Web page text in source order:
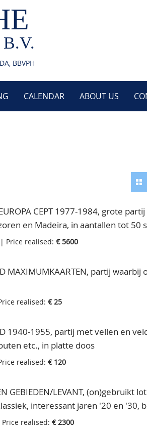
BBVPH
CALENDAR ABOUT US
CEPT 1977-1984, grote
en Madeira, in aantallen tot
post, zeer hoge cat.waarde, in doosje
| Price realised: € 5600
MAXIMUMKAARTEN, partij
realised: € 25
1940-1955, partij met vellen en
etc., in platte doos
realised: € 120
GEBIEDEN/LEVANT, (on)gebruikt
interessant jaren '20 en '30,
Price realised: € 2300